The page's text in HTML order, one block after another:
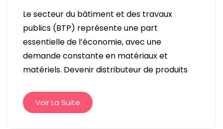
RAISONS
POUR
LESQUELLES
CHOISIR
DE
Le secteur du bâtiment et des travaux
publics (BTP) représente une part
essentielle de l’économie, avec une
demande constante en matériaux et
matériels. Devenir distributeur de produits
Voir La Suite